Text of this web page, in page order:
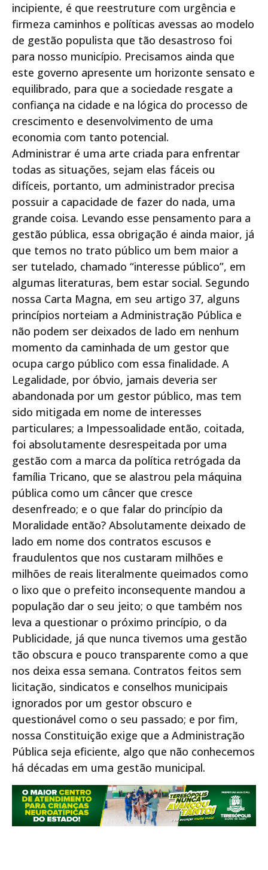
incipiente, é que reestruture com urgência e
firmeza caminhos e políticas avessas ao modelo
de gestão populista que tão desastroso foi
para nosso município. Precisamos ainda que
este governo apresente um horizonte sensato e
equilibrado, para que a sociedade resgate a
confiança na cidade e na lógica do processo de
crescimento e desenvolvimento de uma
economia com tanto potencial.
Administrar é uma arte criada para enfrentar
todas as situações, sejam elas fáceis ou
difíceis, portanto, um administrador precisa
possuir a capacidade de fazer do nada, uma
grande coisa. Levando esse pensamento para a
gestão pública, essa obrigação é ainda maior, já
que temos no trato público um bem maior a
ser tutelado, chamado “interesse público”, em
algumas literaturas, bem estar social. Segundo
nossa Carta Magna, em seu artigo 37, alguns
princípios norteiam a Administração Pública e
não podem ser deixados de lado em nenhum
momento da caminhada de um gestor que
ocupa cargo público com essa finalidade. A
Legalidade, por óbvio, jamais deveria ser
abandonada por um gestor público, mas tem
sido mitigada em nome de interesses
particulares; a Impessoalidade então, coitada,
foi absolutamente desrespeitada por uma
gestão com a marca da política retrógada da
família Tricano, que se alastrou pela máquina
pública como um câncer que cresce
desenfreado; e o que falar do princípio da
Moralidade então? Absolutamente deixado de
lado em nome dos contratos escusos e
fraudulentos que nos custaram milhões e
milhões de reais literalmente queimados como
o lixo que o prefeito inconsequente mandou a
população dar o seu jeito; o que também nos
leva a questionar o próximo princípio, o da
Publicidade, já que nunca tivemos uma gestão
tão obscura e pouco transparente como a que
nos deixa essa semana. Contratos feitos sem
licitação, sindicatos e conselhos municipais
ignorados por um gestor obscuro e
questionável como o seu passado; e por fim,
nossa Constituição exige que a Administração
Pública seja eficiente, algo que não conhecemos
há décadas em uma gestão municipal.